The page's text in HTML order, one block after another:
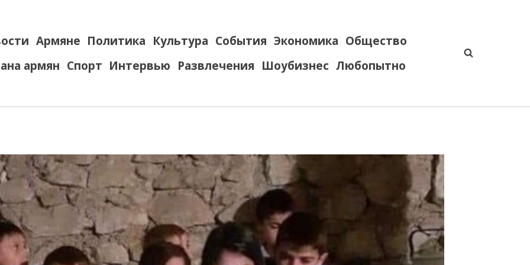
Армяне Политика Культура События Экономика Общество
армян Спорт Интервью Развлечения Шоубизнес Любопытно